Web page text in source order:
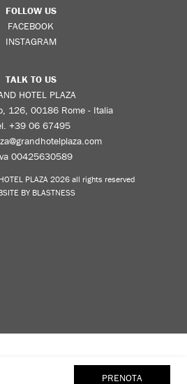
PRENOTA
FOLLOW US
FACEBOOK
INSTAGRAM
TALK TO US
HOTEL PLAZA
126, 00186 Rome - Italia
+39 06 67495
00425630589
PLAZA 2026 all rights reserved
BY BLASTNESS